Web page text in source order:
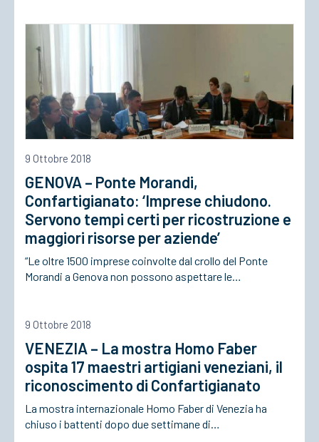
9 Ottobre 2018
GENOVA – Ponte Morandi,
Confartigianato: ‘Imprese chiudono.
Servono tempi certi per ricostruzione e
maggiori risorse per aziende’
“Le oltre 1500 imprese coinvolte dal crollo del Ponte
Morandi a Genova non possono aspettare le…
9 Ottobre 2018
VENEZIA – La mostra Homo Faber
ospita 17 maestri artigiani veneziani, il
riconoscimento di Confartigianato
La mostra internazionale Homo Faber di Venezia ha
chiuso i battenti dopo due settimane di…